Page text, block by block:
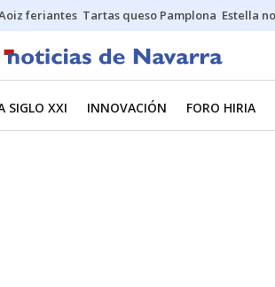
feriantes Tartas queso Pamplona Estella
SIGLO XXI INNOVACIÓN FORO HIRIA